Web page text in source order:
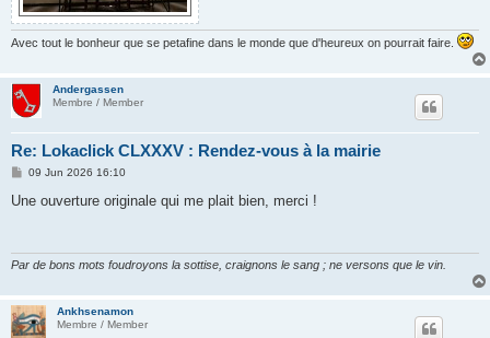
Avec tout le bonheur que se petafine dans le monde que d'heureux on pourrait faire.
Andergassen
Membre / Member
Re: Lokaclick CLXXXV : Rendez-vous à la mairie
P
s
09 Jun 2026 16:10
Une ouverture originale qui me plait bien, merci !
Par de bons mots foudroyons la sottise, craignons le sang ; ne versons que le vin.
Ankhsenamon
Membre / Member